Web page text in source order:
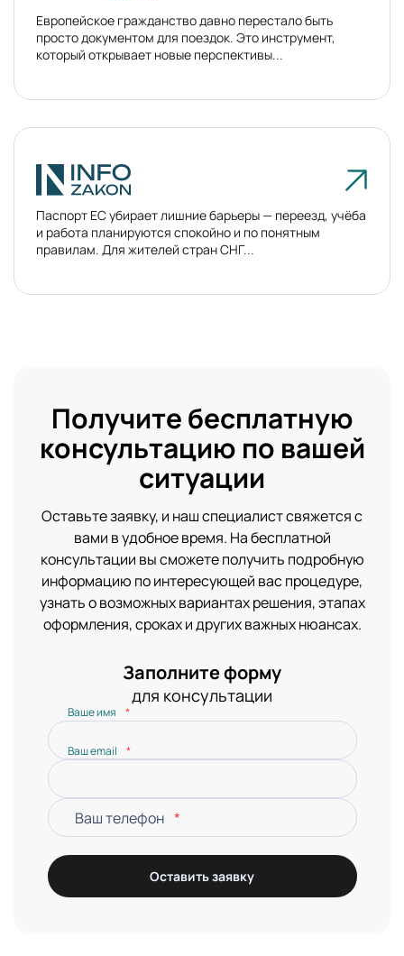
Европейское гражданство давно перестало быть
просто документом для поездок. Это инструмент,
который открывает новые перспективы...
Паспорт ЕС убирает лишние барьеры — переезд, учёба
и работа планируются спокойно и по понятным
правилам. Для жителей стран СНГ...
Получите бесплатную
консультацию по вашей
ситуации
Оставьте заявку, и наш специалист свяжется с
вами в удобное время. На бесплатной
консультации вы сможете получить подробную
информацию по интересующей вас процедуре,
узнать о возможных вариантах решения, этапах
оформления, сроках и других важных нюансах.
Заполните форму
для консультации
Ваше имя *
Ваш email *
Ваш телефон *
Оставить заявку